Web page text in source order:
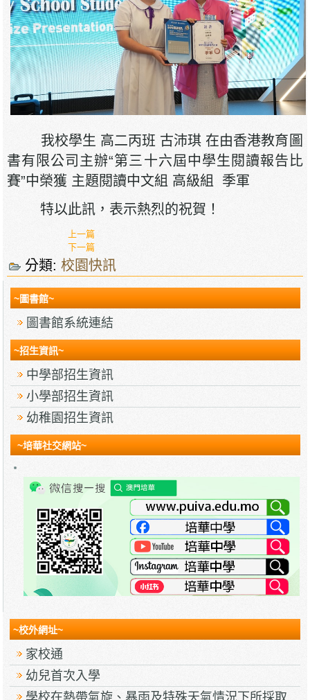
我校學生 高二丙班 古沛琪 在由香港教育圖
書有限公司主辦“第三十六屆中學生閱讀報告比
賽”中榮獲 主題閱讀中文組 高級組 季軍
特以此訊，表示熱烈的祝賀！
上一篇
下一篇
分類:校園快訊
~圖書館~
圖書館系統連結
~招生資訊~
中學部招生資訊
小學部招生資訊
幼稚園招生資訊
~培華社交網站~
~校外網址~
家校通
幼兒首次入學